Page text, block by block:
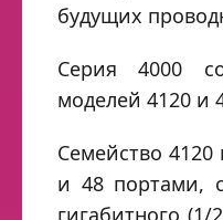
будущих
Серия 4000
моделей 4120 и
Семейство
и 48 портами,
гигабитного (1/